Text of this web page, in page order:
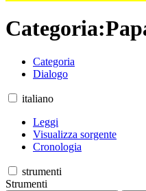
Categoria:
Categoria
Dialogo
italiano
Leggi
Visualizza sorgente
Cronologia
strumenti
Strumenti